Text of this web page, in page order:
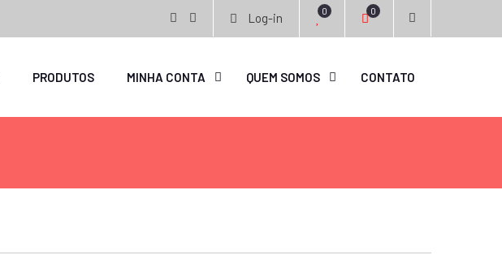
Log-in 0 0
PRODUTOS MINHA CONTA QUEM SOMOS CONTATO